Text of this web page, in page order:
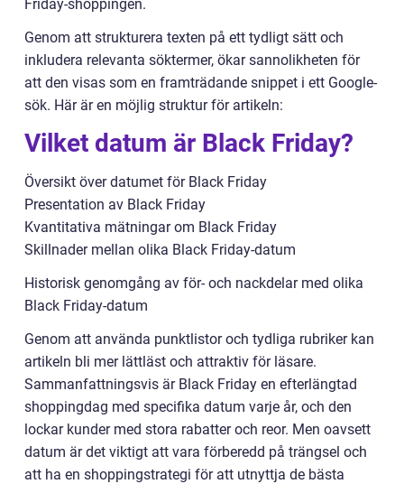
Friday-shoppingen.
Genom att strukturera texten på ett tydligt sätt och
inkludera relevanta söktermer, ökar sannolikheten för
att den visas som en framträdande snippet i ett Google-
sök. Här är en möjlig struktur för artikeln:
Vilket datum är Black Friday?
Översikt över datumet för Black Friday
Presentation av Black Friday
Kvantitativa mätningar om Black Friday
Skillnader mellan olika Black Friday-datum
Historisk genomgång av för- och nackdelar med olika
Black Friday-datum
Genom att använda punktlistor och tydliga rubriker kan
artikeln bli mer lättläst och attraktiv för läsare.
Sammanfattningsvis är Black Friday en efterlängtad
shoppingdag med specifika datum varje år, och den
lockar kunder med stora rabatter och reor. Men oavsett
datum är det viktigt att vara förberedd på trängsel och
att ha en shoppingstrategi för att utnyttja de bästa